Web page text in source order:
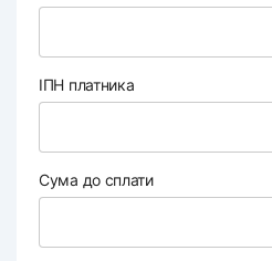
ІПН платника
Сума до сплати